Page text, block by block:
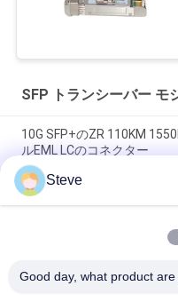
SFP トランシーバー モ
10G SFP+のZR 110KM
ルEML LCのコネクター
DDM が付いている Deplex
ュールの長距離 100KM
10G SFP トランシーバ モ
Steve
Good day, what product